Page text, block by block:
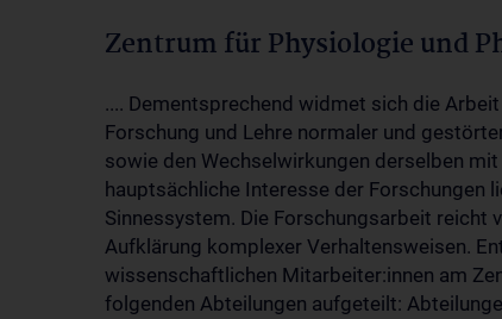
Zentrum für Physiologie und
.... Dementsprechend widmet sich die
Forschung und Lehre normaler und
sowie den Wechselwirkungen derselben
hauptsächliche Interesse der Forschungen
Sinnessystem. Die Forschungsarbeit reicht
Aufklärung komplexer Verhaltensweisen.
wissenschaftlichen Mitarbeiter:innen am
folgenden Abteilungen aufgeteilt: